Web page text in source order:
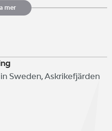
mer
Sweden, Askrikefjärden